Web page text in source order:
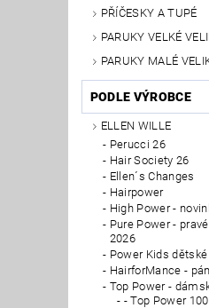
PŘÍČESKY A TUPÉ
PARUKY VELKÉ
PARUKY MALÉ
PODLE VÝROBCE
ELLEN WILLE
Perucci 26
Hair Society 26
Ellen´s Changes
Hairpower
High Power -
Pure Power -
2026
Power Kids
HairforMance -
Top Power -
- Top Power